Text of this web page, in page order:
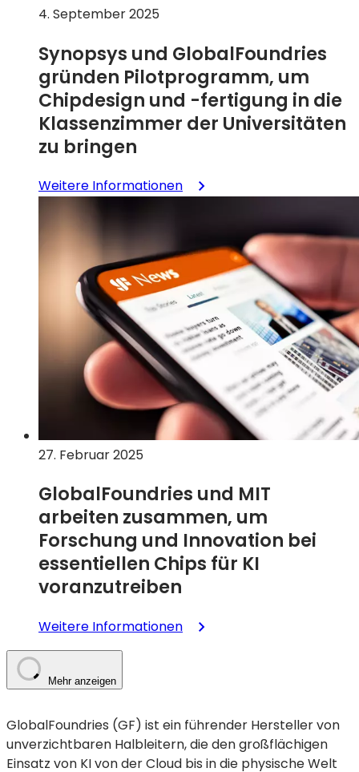
Program“
4. September 2025
Synopsys und GlobalFoundries
gründen Pilotprogramm, um
Chipdesign und -fertigung in die
Klassenzimmer der Universitäten
zu bringen
Weitere Informationen:
GlobalFoundries
starten
Pilotprogramm,
um
Chipdesign
und
-
fertigung
in
den
Hochschulunterricht
27. Februar 2025
GlobalFoundries und MIT
arbeiten zusammen, um
Forschung und Innovation bei
essentiellen Chips für KI
voranzutreiben
Weitere Informationen:
arbeiten
zusammen,
um
Mehr anzeigen
GlobalFoundries (GF) ist ein führender Hersteller von
unverzichtbaren Halbleitern, die den großflächigen
Einsatz von KI von der Cloud bis in die physische Welt